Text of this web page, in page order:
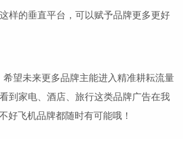
样的垂直平台，可以赋予品牌更多更好
希望未来更多品牌主能进入精准耕耘流量
到家电、酒店、旅行这类品牌广告在我
好飞机品牌都随时有可能哦！